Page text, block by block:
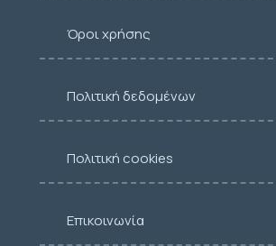
Όροι χρήσης
Πολιτική δεδομένων
Πολιτική cookies
Επικοινωνία